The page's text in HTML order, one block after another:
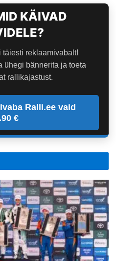
KÄIVAD
täiesti reklaamivabalt!
ühegi bännerita ja toeta
rallikajastust.
Ralli.ee vaid
€